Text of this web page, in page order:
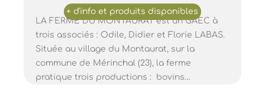
LA FERME DU MONTAURAT est un GAEC à
trois associés : Odile, Didier et Florie LABAS.
Située au village du Montaurat, sur la
commune de Mérinchal (23), la ferme
pratique trois productions : bovins…